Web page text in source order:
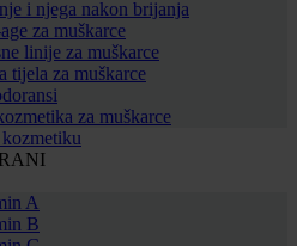
i njega nakon brijanja
za muškarce
linije za muškarce
tijela za muškarce
za muškarce
A
B